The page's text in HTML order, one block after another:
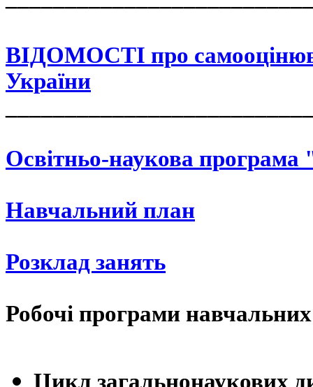
ВІДОМОСТІ про
України
Освітньо-наукова програма
Навчальний план
Розклад занять
Робочі програми
Цикл загальнонаукових